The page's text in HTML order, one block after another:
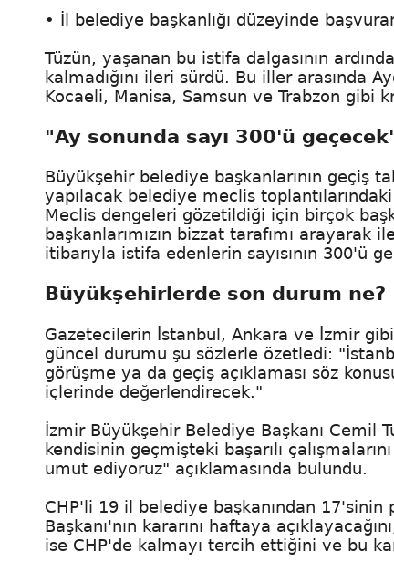
• İl belediye başkanlığı düzeyinde
Tüzün, yaşanan bu istifa dalgasının
kalmadığını ileri sürdü. Bu iller arasında
Kocaeli, Manisa, Samsun ve Trabzon gibi
"Ay sonunda sayı 300'ü
Büyükşehir belediye başkanlarının geçiş
yapılacak belediye meclis
Meclis dengeleri gözetildiği için birçok
başkanlarımızın bizzat tarafımı
itibarıyla istifa edenlerin sayısının 300'ü
Büyükşehirlerde son durum ne?
Gazetecilerin İstanbul, Ankara ve İzmir
güncel durumu şu sözlerle özetledi:
görüşme ya da geçiş açıklaması söz
içlerinde değerlendirecek."
İzmir Büyükşehir Belediye Başkanı Cemil
kendisinin geçmişteki başarılı
umut ediyoruz" açıklamasında bulundu.
CHP'li 19 il belediye başkanından
Başkanı'nın kararını haftaya
ise CHP'de kalmayı tercih ettiğini ve bu